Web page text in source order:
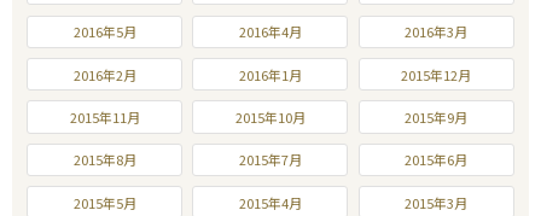
2016年5月 2016年4月 2016年3月
2016年2月 2016年1月 2015年12月
2015年11月 2015年10月 2015年9月
2015年8月 2015年7月 2015年6月
2015年5月 2015年4月 2015年3月